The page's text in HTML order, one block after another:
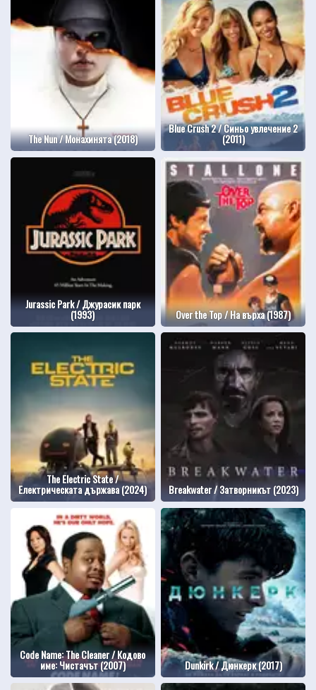
The Nun / Монахинята (2018)
Blue Crush 2 / Синьо увлечение 2
(2011)
Jurassic Park / Джурасик парк
(1993) Over the Top / На върха (1987)
The Electric State /
Електрическата държава (2024) Breakwater / Затворникът (2023)
Code Name: The Cleaner / Кодово
име: Чистачът (2007) Dunkirk / Дюнкерк (2017)